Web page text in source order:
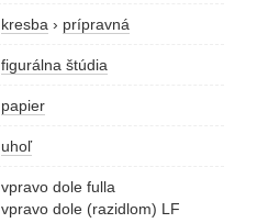
kresba › prípravná
figurálna štúdia
papier
uhoľ
vpravo dole fulla
vpravo dole (razidlom) LF